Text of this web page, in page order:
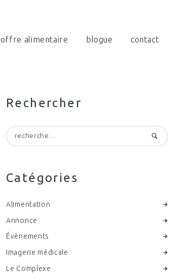
offre alimentaire blogue contact
Rechercher
Rechercher :
Catégories
Alimentation
Annonce
Évènements
Imagerie médicale
Le Complexe